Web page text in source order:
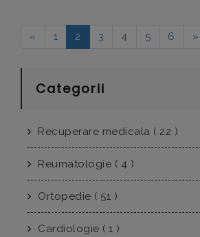
« 1 2 3 4 5 6 »
Categorii
Recuperare medicala ( 22 )
Reumatologie ( 4 )
Ortopedie ( 51 )
Cardiologie ( 1 )